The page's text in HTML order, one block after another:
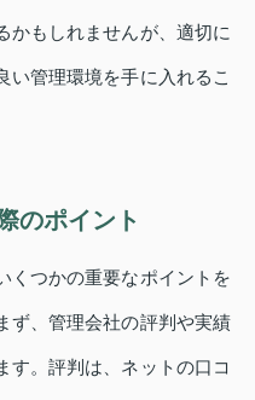
かもしれませんが、適切に
い管理環境を手に入れるこ
のポイント
くつかの重要なポイントを
ず、管理会社の評判や実績
す。評判は、ネットの口コ